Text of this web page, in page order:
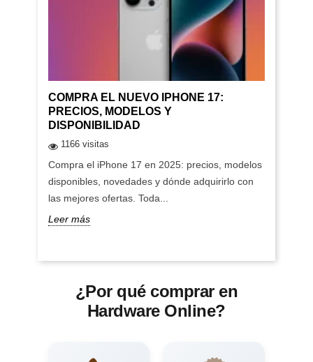
COMPRA EL NUEVO IPHONE 17:
PRECIOS, MODELOS Y
DISPONIBILIDAD
1166 visitas
Compra el iPhone 17 en 2025: precios, modelos
disponibles, novedades y dónde adquirirlo con
las mejores ofertas. Toda...
Leer más
¿Por qué comprar en
Hardware Online?